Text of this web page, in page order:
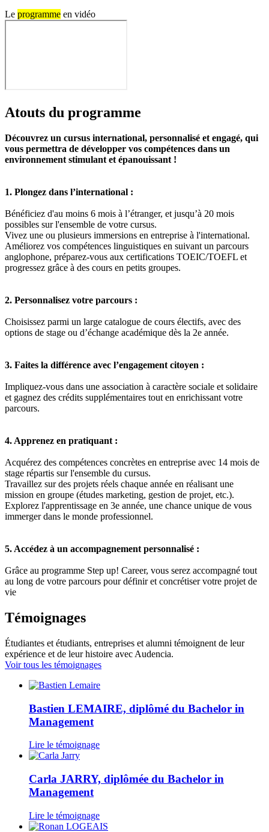
Le programme en vidéo
Atouts du programme
Découvrez un cursus international, personnalisé et engagé, qui
vous permettra de développer vos compétences dans un
environnement stimulant et épanouissant !
1. Plongez dans l’international :
Bénéficiez d'au moins 6 mois à l’étranger, et jusqu’à 20 mois
possibles sur l'ensemble de votre cursus.
Vivez une ou plusieurs immersions en entreprise à l'international.
Améliorez vos compétences linguistiques en suivant un parcours
anglophone, préparez-vous aux certifications TOEIC/TOEFL et
progressez grâce à des cours en petits groupes.
2. Personnalisez votre parcours :
Choisissez parmi un large catalogue de cours électifs, avec des
options de stage ou d’échange académique dès la 2e année.
3. Faites la différence avec l’engagement citoyen :
Impliquez-vous dans une association à caractère sociale et solidaire
et gagnez des crédits supplémentaires tout en enrichissant votre
parcours.
4. Apprenez en pratiquant :
Acquérez des compétences concrètes en entreprise avec 14 mois de
stage répartis sur l'ensemble du cursus.
Travaillez sur des projets réels chaque année en réalisant une
mission en groupe (études marketing, gestion de projet, etc.).
Explorez l'apprentissage en 3e année, une chance unique de vous
immerger dans le monde professionnel.
5. Accédez à un accompagnement personnalisé :
Grâce au programme Step up! Career, vous serez accompagné tout
au long de votre parcours pour définir et concrétiser votre projet de
vie
Témoignages
Étudiantes et étudiants, entreprises et alumni témoignent de leur
expérience et de leur histoire avec Audencia.
Voir tous les témoignages
Bastien LEMAIRE, diplômé du Bachelor in
Management
Lire le témoignage
Carla JARRY, diplômée du Bachelor in
Management
Lire le témoignage